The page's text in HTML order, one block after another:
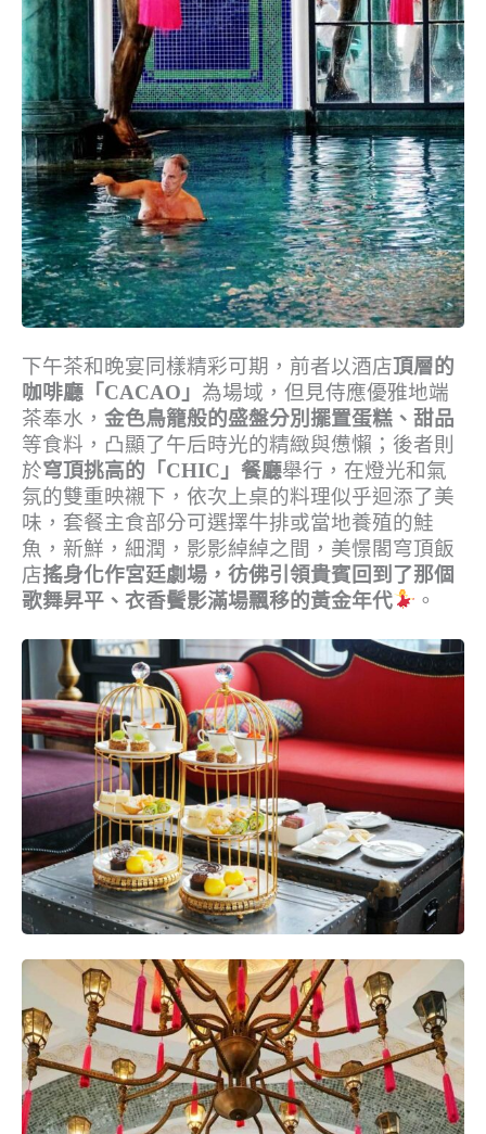
下午茶和晚宴同樣精彩可期，前者以酒店頂層的
咖啡廳「CACAO」 為場域，但見侍應優雅地端
茶奉水， 金色鳥籠般的盛盤分別擺置蛋糕、甜品
等食料，凸顯了午后時光的精緻與憊懶；後者則
於穹頂挑高的「CHIC」餐廳舉行，在燈光和氣
氛的雙重映襯下，依次上桌的料理似乎迴添了美
味，套餐主食部分可選擇牛排或當地養殖的鮭
魚，新鮮，細潤，影影綽綽之間，美憬閣穹頂飯
店搖身化作宮廷劇場，彷佛引領貴賓回到了那個
歌舞昇平、衣香鬢影滿場飄移的黃金年代
。